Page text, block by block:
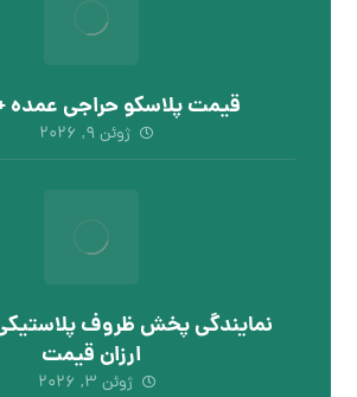
قیمت پلاسکو حراجی
ژوئن ۹, ۲۰۲۶
نمایندگی پخش ظروف
ارزان قیمت
ژوئن ۳, ۲۰۲۶